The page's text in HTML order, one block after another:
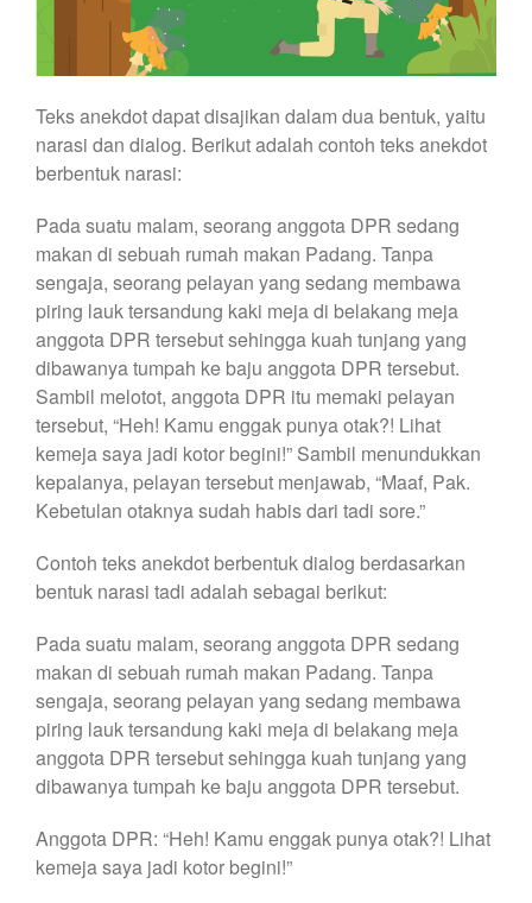
Teks anekdot dapat disajikan dalam dua bentuk, yaitu
narasi dan dialog. Berikut adalah contoh teks anekdot
berbentuk narasi:
Pada suatu malam, seorang anggota DPR sedang
makan di sebuah rumah makan Padang. Tanpa
sengaja, seorang pelayan yang sedang membawa
piring lauk tersandung kaki meja di belakang meja
anggota DPR tersebut sehingga kuah tunjang yang
dibawanya tumpah ke baju anggota DPR tersebut.
Sambil melotot, anggota DPR itu memaki pelayan
tersebut, “Heh! Kamu enggak punya otak?! Lihat
kemeja saya jadi kotor begini!” Sambil menundukkan
kepalanya, pelayan tersebut menjawab, “Maaf, Pak.
Kebetulan otaknya sudah habis dari tadi sore.”
Contoh teks anekdot berbentuk dialog berdasarkan
bentuk narasi tadi adalah sebagai berikut:
Pada suatu malam, seorang anggota DPR sedang
makan di sebuah rumah makan Padang. Tanpa
sengaja, seorang pelayan yang sedang membawa
piring lauk tersandung kaki meja di belakang meja
anggota DPR tersebut sehingga kuah tunjang yang
dibawanya tumpah ke baju anggota DPR tersebut.
Anggota DPR: “Heh! Kamu enggak punya otak?! Lihat
kemeja saya jadi kotor begini!”